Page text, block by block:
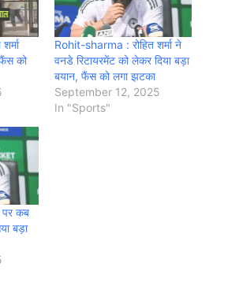
को
Rohit-sharma : रोहित शर्मा ने
वनडे रिटायरमेंट को लेकर दिया बड़ा
बयान, फैंस को लगा झटका
September 12, 2025
In "Sports"
पर कब
बड़ा